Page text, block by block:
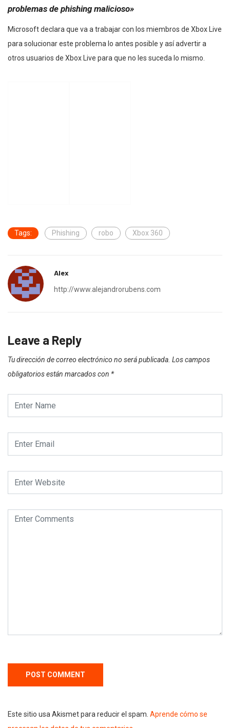
problemas de phishing malicioso»
Microsoft declara que va a trabajar con los miembros de Xbox Live
para solucionar este problema lo antes posible y así advertir a
otros usuarios de Xbox Live para que no les suceda lo mismo.
Tags: Phishing robo Xbox 360
Alex
http://www.alejandrorubens.com
Leave a Reply
Tu dirección de correo electrónico no será publicada. Los campos
obligatorios están marcados con *
Este sitio usa Akismet para reducir el spam. Aprende cómo se